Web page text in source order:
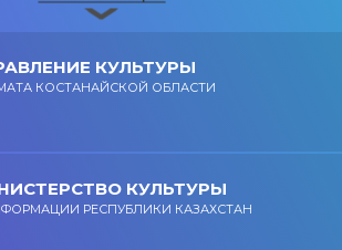
КУЛЬТУРЫ
КОСТАНАЙСКОЙ ОБЛАСТИ
КУЛЬТУРЫ
РЕСПУБЛИКИ КАЗАХСТАН